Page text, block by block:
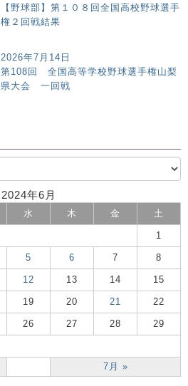
【野球部】第１０８回全国高校野球選手
権２回戦結果
2026年7月14日
第108回 全国高等学校野球選手権山梨
県大会 一回戦
2024年6月
水 木 金 土
7月 »
1
5 6 7 8
12 13 14 15
19 20 21 22
26 27 28 29